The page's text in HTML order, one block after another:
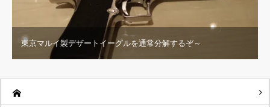
東京マルイ製デザートイーグルを通常分解するぞ～